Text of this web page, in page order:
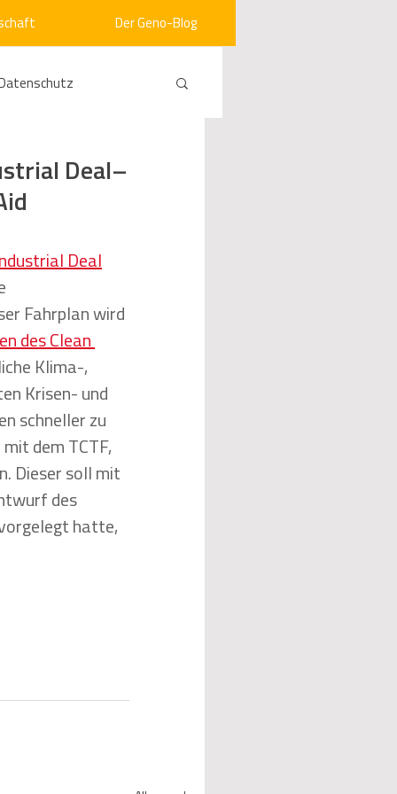
Der Geno-Blog
Deal–
Deal
Fahrplan wird
des Clean
Klima-,
Krisen- und
schneller zu
dem TCTF,
Dieser soll mit
des
hatte,